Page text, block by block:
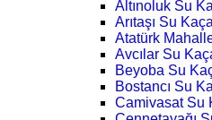
Altınoluk Su
Arıtaşı Su
Atatürk
Avcılar Su
Beyoba Su
Bostancı Su
Camivasat Su